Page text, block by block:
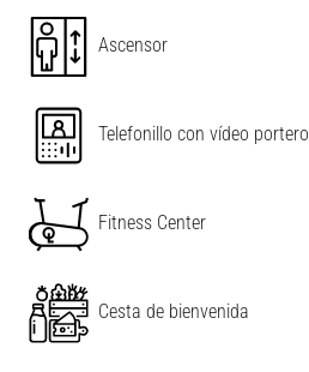
Ascensor
Telefonillo con vídeo portero
Fitness Center
Cesta de bienvenida